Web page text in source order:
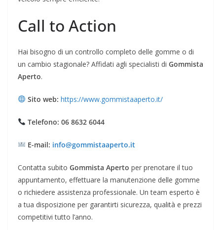
Call to Action
Hai bisogno di un controllo completo delle gomme o di
un cambio stagionale? Affidati agli specialisti di Gommista
Aperto.
Sito web: https://www.gommistaaperto.it/
Telefono: 06 8632 6044
E-mail: info@gommistaaperto.it
Contatta subito Gommista Aperto per prenotare il tuo
appuntamento, effettuare la manutenzione delle gomme
o richiedere assistenza professionale. Un team esperto è
a tua disposizione per garantirti sicurezza, qualità e prezzi
competitivi tutto l’anno.